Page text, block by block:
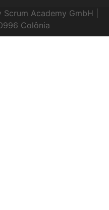
Academy GmbH |
Colônia